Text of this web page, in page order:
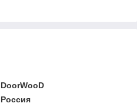
DoorWooD
Россия